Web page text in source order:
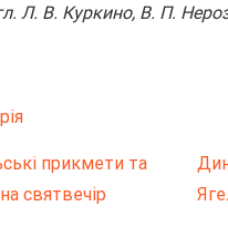
Л. В. Куркино, В. П.
прикмети та
святвечір